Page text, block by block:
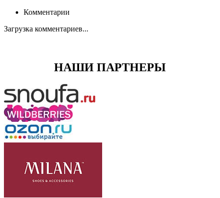
Комментарии
Загрузка комментариев...
НАШИ ПАРТНЕРЫ